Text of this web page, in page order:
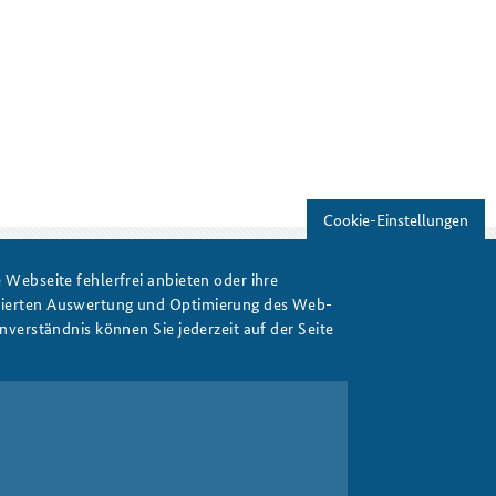
Cookie-Einstellungen
Webseite fehlerfrei anbieten oder ihre
Auswertung und Optimierung des Web-
können Sie jederzeit auf der Seite